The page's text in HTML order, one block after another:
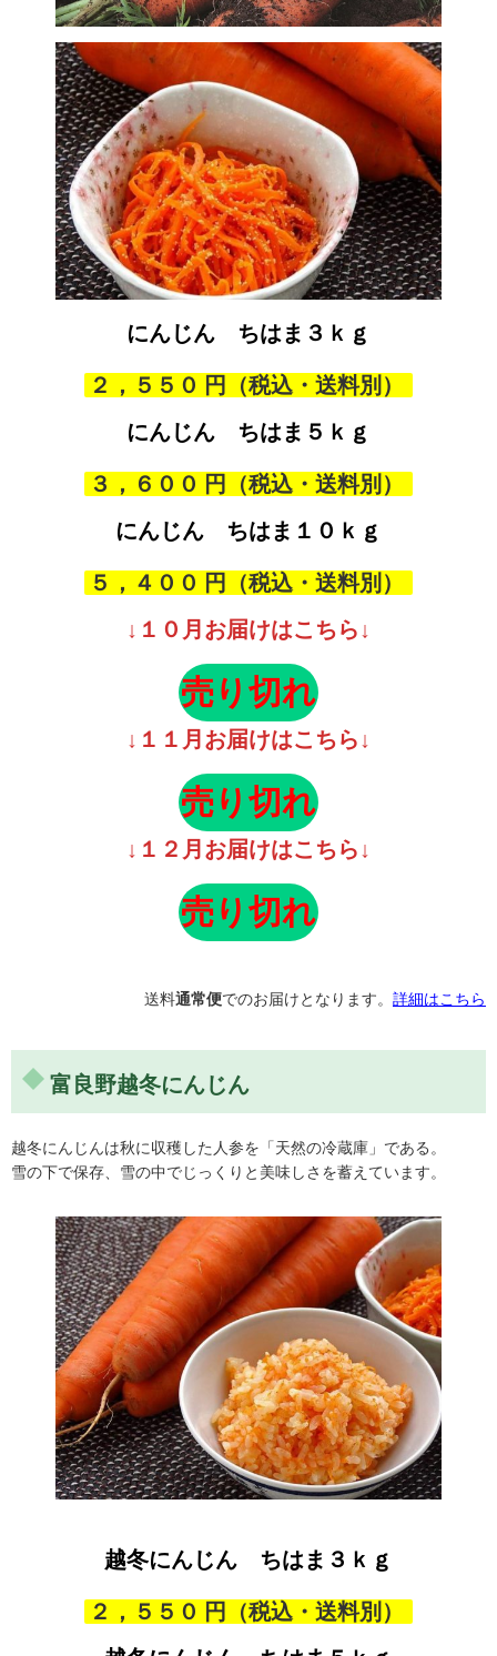
おもってもいないプレゼント野菜、ありがとうございまし
た。大根、人参で酢のもの、かぶらは煮ました。人参の香
りは久しぶりの人参の香りにうれしかったです。前回のス
イートコーンもとってもジューシーで新鮮でうれしかった
おいしい野菜をありがとうございます
た。 東京都 匿名希望 様
今回も美味な野菜ありがとうございました。人参（ちは
ま）生で食べたらなんと甘い事、感動です。プレゼント野
にんじん ちはま ３ｋｇ
２，５５０
にんじん ちはま ５ｋｇ
３，６００
にんじん ちはま １０ｋｇ
５，４００
↓１０月お届けはこちら↓
↓１１月お届けはこちら↓
↓１２月お届けはこちら↓
送料通常便でのお届けとなります。 詳細はこちら
富良野越冬にんじん
越冬にんじんは秋に収穫した人参を「天然の冷蔵庫」である。
雪の下で保存、雪の中でじっくりと美味しさを蓄えています。
越冬にんじん ちはま ３ｋｇ
２，５５０